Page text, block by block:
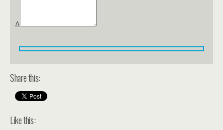
Δ
Share this:
Like this: